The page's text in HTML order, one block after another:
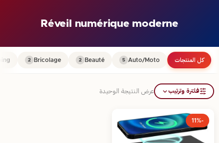
Réveil numérique moderne
كل المنتجات Auto/Moto
5
Beauté
2
Bricolage
2
فلترة وترتيب عرض النتيجة الوحيدة
-11%